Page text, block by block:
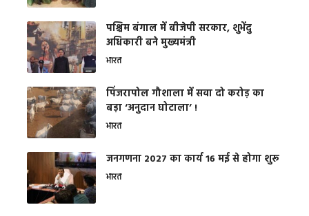
पश्चिम बंगाल में बीजेपी सरकार, शुभेंदु
अधिकारी बने मुख्यमंत्री
भारत
​पिंजरापोल गौशाला में सवा दो करोड़ का
बड़ा ‘अनुदान घोटाला’ !
भारत
जनगणना 2027 का कार्य 16 मई से होगा शुरू
भारत